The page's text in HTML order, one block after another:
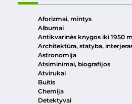
Aforizmai, mintys
Albumai
Antikvarinės knygos iki 1950
Architektūra, statyba,
Astronomija
Atsiminimai, biografijos
Atvirukai
Buitis
Chemija
Detektyvai